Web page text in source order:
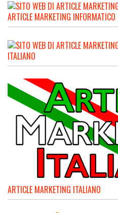
ARTICLE MARKETING INFORMATICO
ITALIANO
ARTICLE MARKETING ITALIANO